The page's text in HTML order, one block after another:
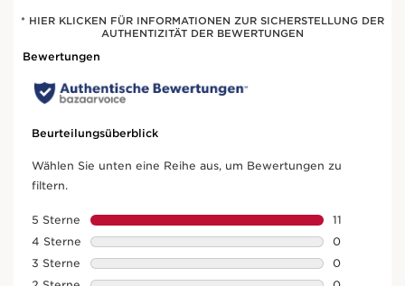
* HIER KLICKEN FÜR INFORMATIONEN ZUR SICHERSTELLUNG DER
AUTHENTIZITÄT DER BEWERTUNGEN